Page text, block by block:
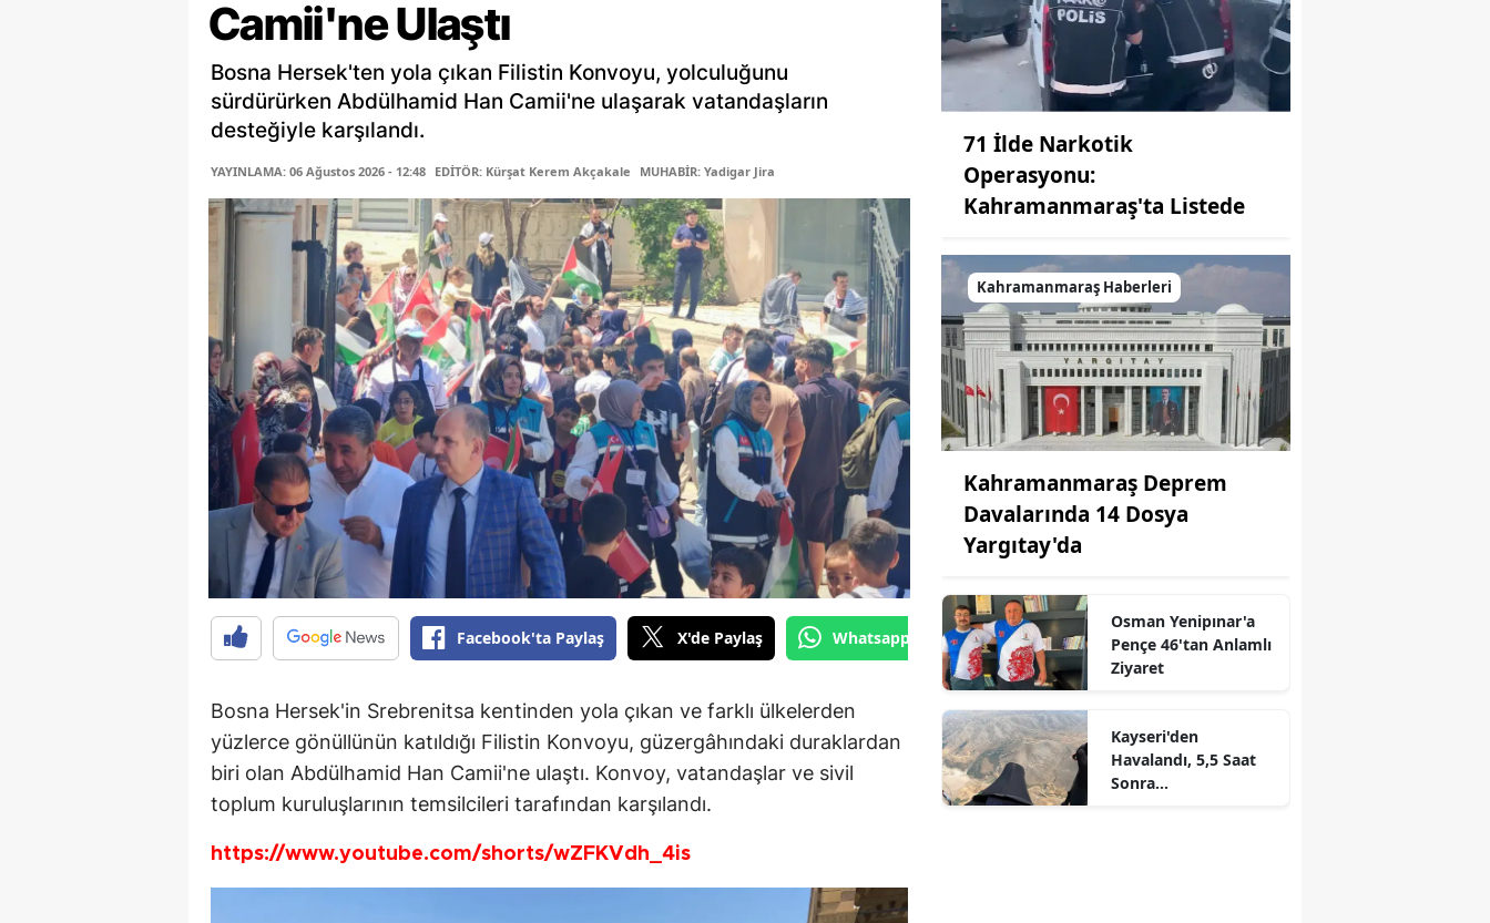
Camii'ne Ulaştı
Bosna Hersek'ten yola çıkan Filistin Konvoyu, yolculuğunu
sürdürürken Abdülhamid Han Camii'ne ulaşarak vatandaşların
desteğiyle karşılandı.
YAYINLAMA: 06 Ağustos 2026 - 12:48 EDİTÖR: Kürşat Kerem Akçakale MUHABİR: Yadigar Jira
Facebook'ta Paylaş X'de Paylaş Whatsapp'tan Gönder
Bosna Hersek'in Srebrenitsa kentinden yola çıkan ve farklı ülkelerden
yüzlerce gönüllünün katıldığı Filistin Konvoyu, güzergâhındaki duraklardan
biri olan Abdülhamid Han Camii'ne ulaştı. Konvoy, vatandaşlar ve sivil
toplum kuruluşlarının temsilcileri tarafından karşılandı.
https://www.youtube.com/shorts/wZFKVdh_4is
71 İlde Narkotik
Operasyonu:
Kahramanmaraş'ta Listede
Kahramanmaraş Haberleri
Kahramanmaraş Deprem
Davalarında 14 Dosya
Yargıtay'da
Osman Yenipınar'a
Pençe 46'tan Anlamlı
Ziyaret
Kayseri'den
Havalandı, 5,5 Saat
Sonra